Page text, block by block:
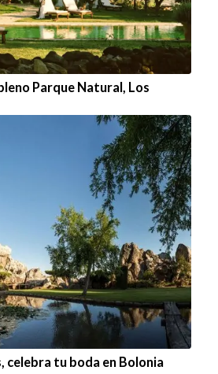
Parque Natural, Los
celebra tu boda en Bolonia